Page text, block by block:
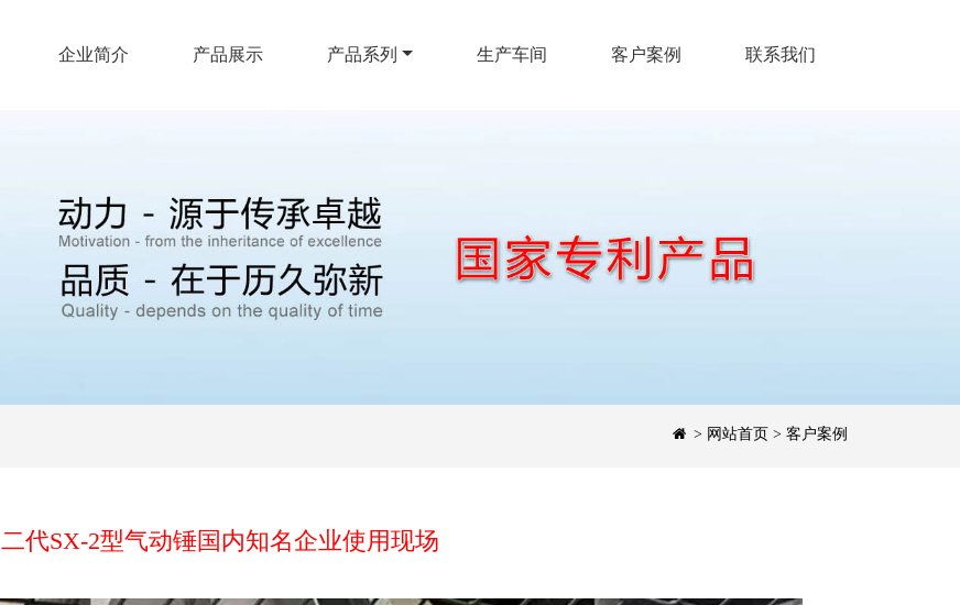
企业简介 产品展示 产品系列 生产车间 客户案例 联系我们
> 网站首页 > 客户案例
二代SX-2型气动锤国内知名企业使用现场